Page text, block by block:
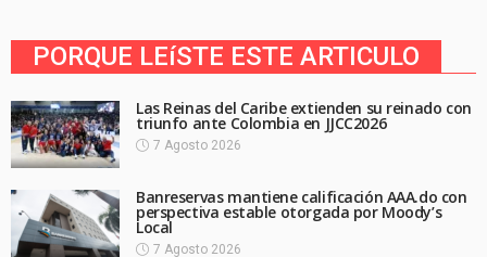
PORQUE LEíSTE ESTE ARTICULO
Las Reinas del Caribe extienden su reinado con
triunfo ante Colombia en JJCC2026
7 Agosto 2026
Banreservas mantiene calificación AAA.do con
perspectiva estable otorgada por Moody’s
Local
7 Agosto 2026